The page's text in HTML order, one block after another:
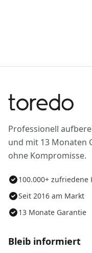
Professionell
und mit 13 Monaten
ohne Kompromisse.
100.000+ zufriedene
Seit 2016 am Markt
13 Monate Garantie
Bleib informiert